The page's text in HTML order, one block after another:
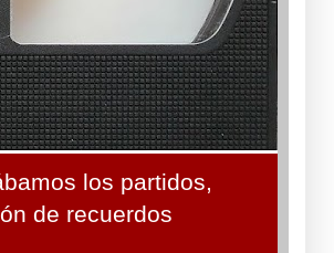
los partidos,
de recuerdos